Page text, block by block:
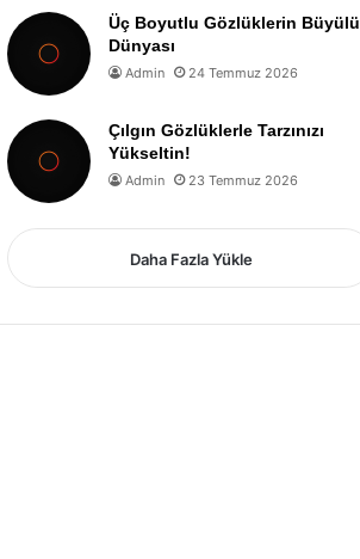
Üç Boyutlu Gözlüklerin Büyülü
Dünyası
Admin 24 Temmuz 2026
Çılgın Gözlüklerle Tarzınızı
Yükseltin!
Admin 23 Temmuz 2026
Daha Fazla Yükle